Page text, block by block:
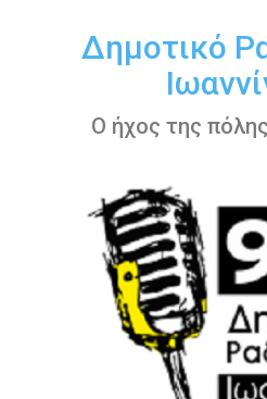
περιεχόμενοΔημοτικό
Ο ήχος της